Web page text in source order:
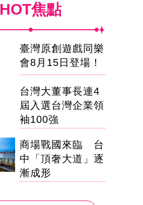
HOT焦點
臺灣原創遊戲同樂
會8月15日登場！
台灣大董事長連4
屆入選台灣企業領
袖100強
商場戰國來臨 台
中「頂奢大道」逐
漸成形